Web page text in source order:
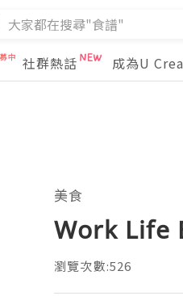
社群熱話 成為U
美食
Work Life
瀏覽次數:526